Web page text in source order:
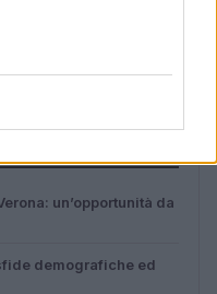
un’opportunità da
demografiche ed